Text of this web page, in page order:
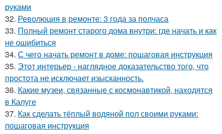
руками
32. Революция в ремонте: 3 года за полчаса
33. Полный ремонт старого дома внутри: где начать и как
не ошибиться
34. С чего начать ремонт в доме: пошаговая инструкция
35. Этот интерьер - наглядное доказательство того, что
простота не исключает изысканность.
36. Какие музеи, связанные с космонавтикой, находятся
в Калуге
37. Как сделать тёплый водяной пол своими руками:
пошаговая инструкция